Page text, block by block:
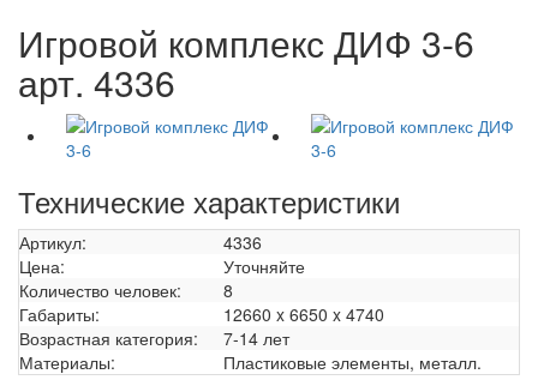
Игровой комплекс ДИФ 3-6
арт. 4336
Технические характеристики
Артикул:
4336
Цена:
Уточняйте
Количество человек:
8
Габариты:
12660 x 6650 x 4740
Возрастная категория:
7-14 лет
Материалы:
Пластиковые элементы, металл.